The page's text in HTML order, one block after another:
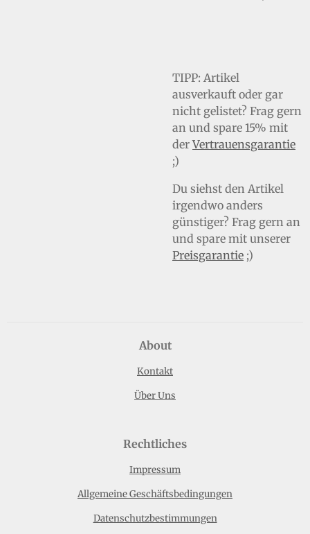
TIPP: Artikel
ausverkauft oder gar
nicht gelistet? Frag gern
an und spare 15% mit
derVertrauensgarantie
;)
Du siehst den Artikel
irgendwo anders
günstiger? Frag gern an
und spare mit unserer
Preisgarantie ;)
About
Kontakt
Über Uns
Rechtliches
Impressum
Allgemeine Geschäftsbedingungen
Datenschutzbestimmungen